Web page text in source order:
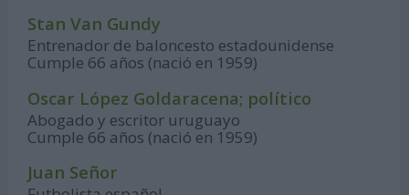
Stan Van Gundy
Entrenador de baloncesto estadounidense
Cumple 66 años (nació en 1959)
Oscar López Goldaracena; político
Abogado y escritor uruguayo
Cumple 66 años (nació en 1959)
Juan Señor